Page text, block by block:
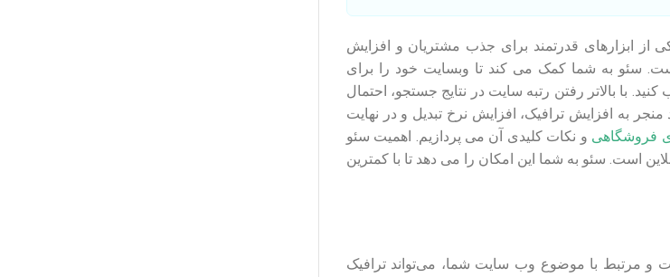
از ابزارهای قدرتمند برای جذب مشتریان و افزایش
سئو به شما کمک می کند تا وبسایت خود را برای
با بالاتر رفتن رتبه سایت در نتایج جستجو، احتمال
به افزایش ترافیک، افزایش نرخ تبدیل و در نهایت
فروشگاهی و نکات کلیدی آن می پردازیم. اهمیت سئو
است. سئو به شما این امکان را می دهد تا با کمترین
و مرتبط با موضوع وب سایت شما، می‌تواند ترافیک